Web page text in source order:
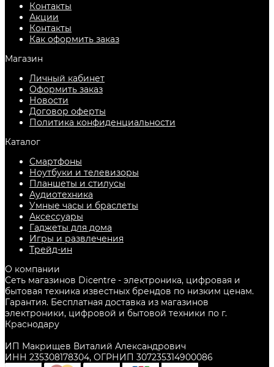
Контакты
Акции
Контакты
Как оформить заказ
Магазин
Личный кабинет
Оформить заказ
Новости
Договор оферты
Политика конфиденциальности
Каталог
Смартфоны
Ноутбуки и телевизоры
Планшеты и стилусы
Аудиотехника
Умные часы и браслеты
Аксессуары
Гаджеты для дома
Игры и развлечения
Трейд-ин
О компании
Сеть магазинов Dicentre - электроника, цифровая и
бытовая техника известных брендов по низким ценам.
Гарантия. Бесплатная доставка из магазинов
электроники, цифровой и бытовой техники по г.
Краснодару
ИП Макрищев Виталий Александрович
ИНН 235308178304, ОГРНИП 307235314900086